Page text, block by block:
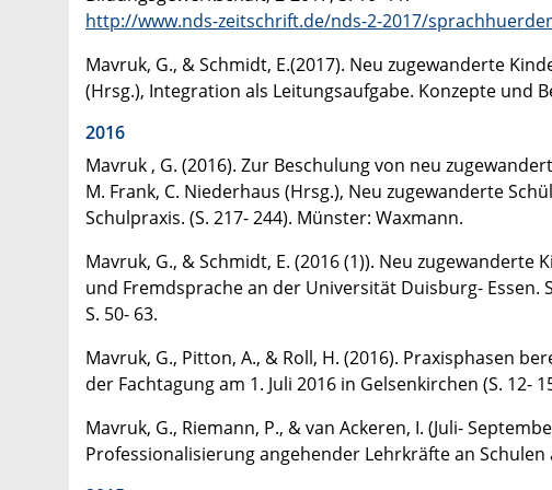
http://www.nds-zeitschrift.de/nds-2-2017/
Mavruk, G., & Schmidt, E.(2017). Neu zugewanderte
(Hrsg.), Integration als Leitungsaufgabe. Konzepte und
2016
Mavruk , G. (2016). Zur Beschulung von neu
M. Frank, C. Niederhaus (Hrsg.), Neu zugewanderte
Schulpraxis. (S. 217- 244). Münster: Waxmann.
Mavruk, G., & Schmidt, E. (2016 (1)). Neu
und Fremdsprache an der Universität Duisburg-
S. 50- 63.
Mavruk, G., Pitton, A., & Roll, H. (2016). Praxisphasen
der Fachtagung am 1. Juli 2016 in Gelsenkirchen (S.
Mavruk, G., Riemann, P., & van Ackeren, I. (Juli-
Professionalisierung angehender Lehrkräfte an